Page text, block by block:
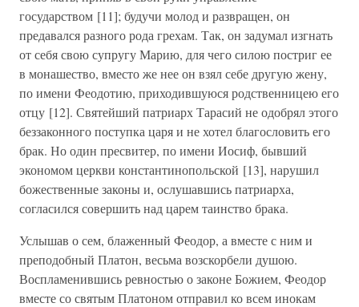
государством [11]; будучи молод и развращен, он
предавался разного рода грехам. Так, он задумал изгнать
от себя свою супругу Марию, для чего силою постриг ее
в монашество, вместо же нее он взял себе другую жену,
по имени Феодотию, приходившуюся родственницею его
отцу [12]. Святейший патриарх Тарасий не одобрял этого
беззаконного поступка царя и не хотел благословить его
брак. Но один пресвитер, по имени Иосиф, бывший
экономом церкви константинопольской [13], нарушил
божественные законы и, ослушавшись патриарха,
согласился совершить над царем таинство брака.
Услышав о сем, блаженный Феодор, а вместе с ним и
преподобный Платон, весьма возскорбели душою.
Воспламенившись ревностью о законе Божием, Феодор
вместе со святым Платоном отправил ко всем инокам